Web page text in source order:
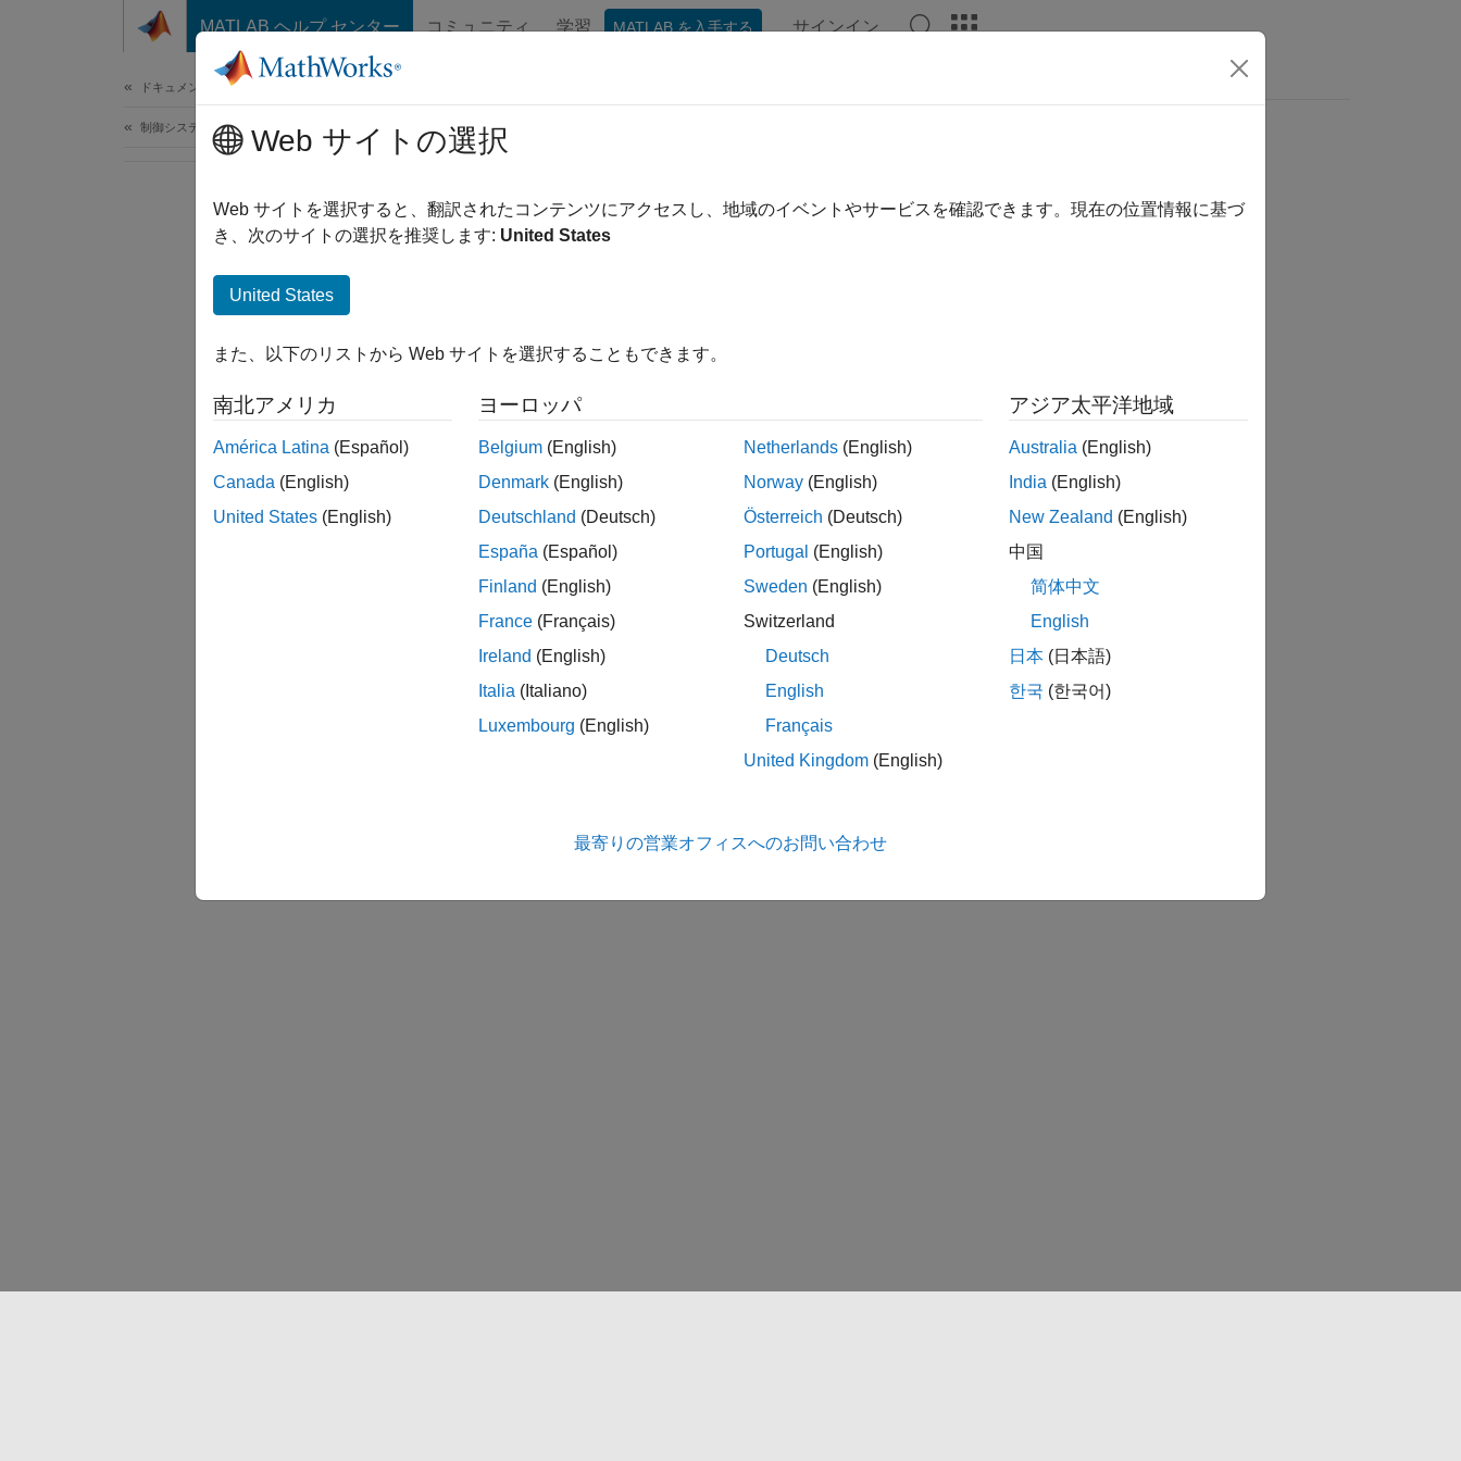
コンテンツへスキップ
MATLAB ヘルプ センター コミュニティ 学習 MATLAB を入手する サインイン
ドキュメンテーションのホーム
制御システム Web サイトの選択
Web サイトを選択すると、翻訳されたコンテンツにアクセスし、地域のイベントやサービスを確認できます。現在の位置情報に基づ
き、次のサイトの選択を推奨します: United States
United States
また、以下のリストから Web サイトを選択することもできます。
南北アメリカ
América Latina (Español)
Canada (English)
United States (English)
ヨーロッパ
Belgium (English)
Denmark (English)
Deutschland (Deutsch)
España (Español)
Finland (English)
France (Français)
Ireland (English)
Italia (Italiano)
Luxembourg (English)
Netherlands (English)
Norway (English)
Österreich (Deutsch)
Portugal (English)
Sweden (English)
Switzerland
Deutsch
English
Français
United Kingdom (English)
アジア太平洋地域
Australia (English)
India (English)
New Zealand (English)
中国
简体中文
English
日本 (日本語)
한국 (한국어)
最寄りの営業オフィスへのお問い合わせ